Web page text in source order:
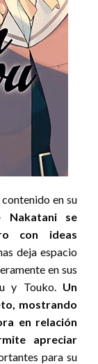
en su
se
con ideas
deja espacio
en sus
y Touko. Un
mostrando
en relación
apreciar
para su